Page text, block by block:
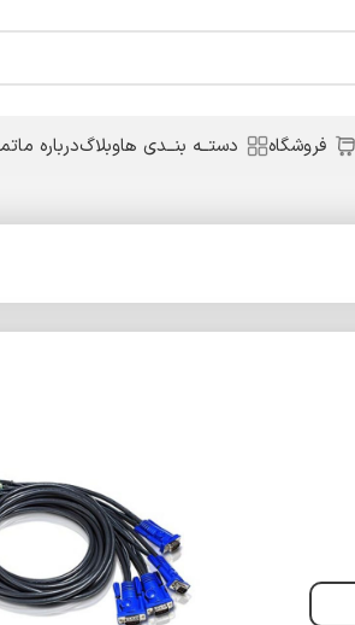
فروشگاه دستــه بنــدی هاوبلاگدرباره ما